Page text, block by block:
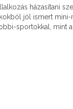
házasítani
jól ismert mini-
sportokkal, mint a